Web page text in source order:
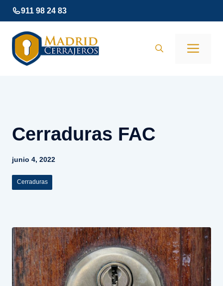
Saltar
al
contenido
911 98 24 83
Cerraduras FAC
junio 4, 2022
Cerraduras